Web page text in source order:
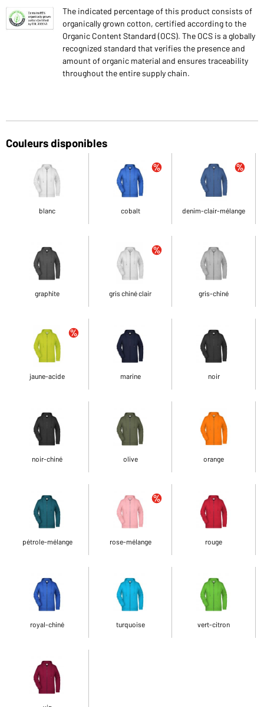
The indicated percentage of this product consists of
organically grown cotton, certified according to the
Organic Content Standard (OCS). The OCS is a globally
recognized standard that verifies the presence and
amount of organic material and ensures traceability
throughout the entire supply chain.
Couleurs disponibles
blanc cobalt denim-clair-mélange
graphite gris chiné clair gris-chiné
jaune-acide marine noir
noir-chiné olive orange
pétrole-mélange rose-mélange rouge
royal-chiné turquoise vert-citron